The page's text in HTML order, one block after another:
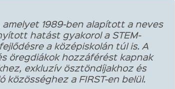
1989-ben alapított a neves
hatást gyakorol a STEM-
a középiskolán túl is. A
öregdiákok hozzáférést kapnak
exkluzív ösztöndíjakhoz és
a FIRST-en belül.